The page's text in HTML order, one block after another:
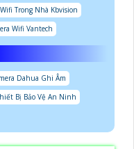
Trong Nhà Kbvision
Wifi Vantech
Dahua Ghi Âm
Bị Bảo Vệ An Ninh